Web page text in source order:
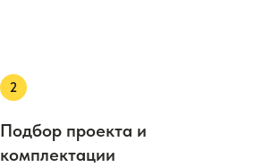
Подбор проекта и
комплектации